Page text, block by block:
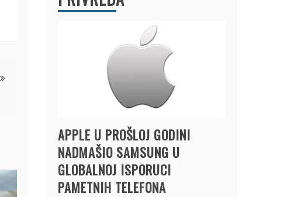
APPLE U PROŠLOJ GODINI
NADMAŠIO SAMSUNG U
GLOBALNOJ ISPORUCI
PAMETNIH TELEFONA